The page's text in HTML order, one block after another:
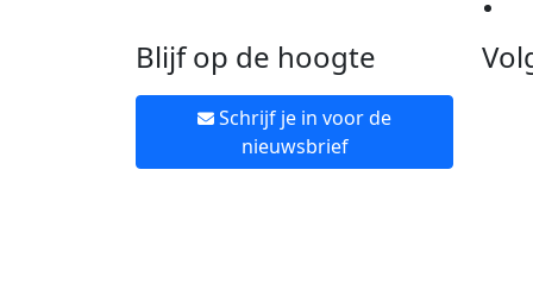
Blijf op de hoogte
Schrijf je in voor de
nieuwsbrief